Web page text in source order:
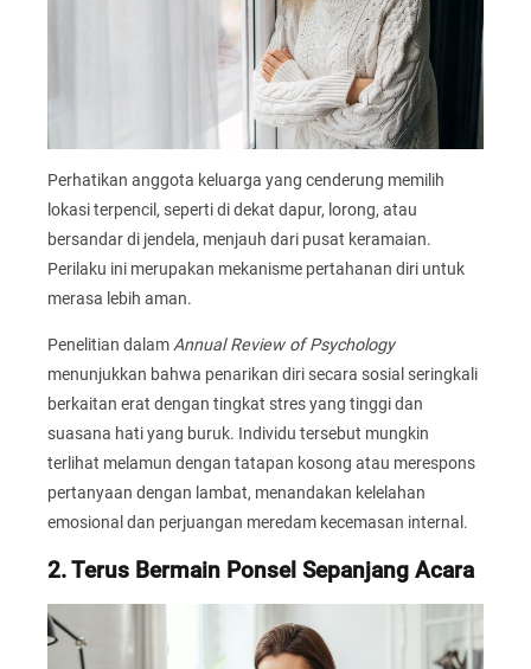
Perhatikan anggota keluarga yang cenderung memilih
lokasi terpencil, seperti di dekat dapur, lorong, atau
bersandar di jendela, menjauh dari pusat keramaian.
Perilaku ini merupakan mekanisme pertahanan diri untuk
merasa lebih aman.
Penelitian dalamAnnual Review of Psychology
menunjukkan bahwa penarikan diri secara sosial seringkali
berkaitan erat dengan tingkat stres yang tinggi dan
suasana hati yang buruk. Individu tersebut mungkin
terlihat melamun dengan tatapan kosong atau merespons
pertanyaan dengan lambat, menandakan kelelahan
emosional dan perjuangan meredam kecemasan internal.
2. Terus Bermain Ponsel Sepanjang Acara